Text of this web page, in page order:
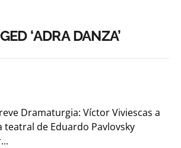
‘ADRA DANZA’
Dramaturgia: Víctor Viviescas a
teatral de Eduardo Pavlovsky